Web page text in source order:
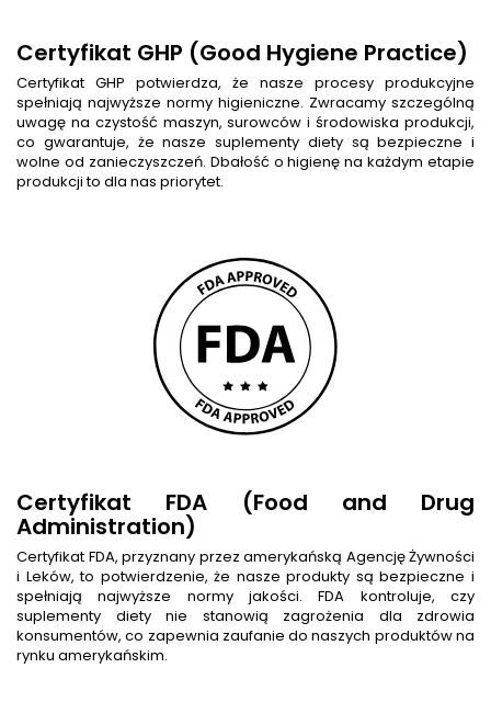
Certyfikat GHP (Good Hygiene Practice)
Certyfikat GHP potwierdza, że nasze procesy produkcyjne
spełniają najwyższe normy higieniczne. Zwracamy szczególną
uwagę na czystość maszyn, surowców i środowiska produkcji,
co gwarantuje, że nasze suplementy diety są bezpieczne i
wolne od zanieczyszczeń. Dbałość o higienę na każdym etapie
produkcji to dla nas priorytet.
Certyfikat FDA (Food and Drug
Administration)
Certyfikat FDA, przyznany przez amerykańską Agencję Żywności
i Leków, to potwierdzenie, że nasze produkty są bezpieczne i
spełniają najwyższe normy jakości. FDA kontroluje, czy
suplementy diety nie stanowią zagrożenia dla zdrowia
konsumentów, co zapewnia zaufanie do naszych produktów na
rynku amerykańskim.